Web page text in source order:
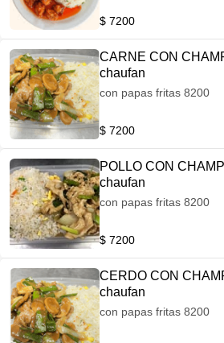
$ 7200
CARNE CON
chaufan
con papas fritas 8200
$ 7200
POLLO CON
chaufan
con papas fritas 8200
$ 7200
CERDO CON
chaufan
con papas fritas 8200